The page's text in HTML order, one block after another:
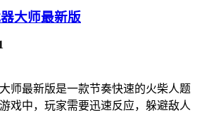
大师最新版
师最新版是一款节奏快速的火柴人题
戏中，玩家需要迅速反应，躲避敌人